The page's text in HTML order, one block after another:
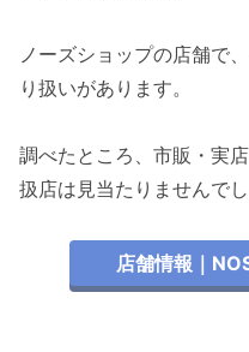
ノーズショップの店舗で
り扱いがあります。
調べたところ、市販・実
扱店は見当たりませんでし
店舗情報｜